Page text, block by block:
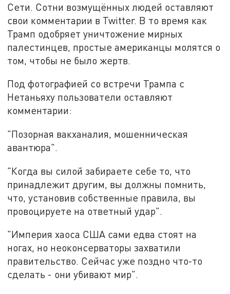
Сети. Сотни возмущённых людей оставляют
свои комментарии в Twitter. В то время как
Трамп одобряет уничтожение мирных
палестинцев, простые американцы молятся о
том, чтобы не было жертв.
Под фотографией со встречи Трампа с
Нетаньяху пользователи оставляют
комментарии:
"Позорная вакханалия, мошенническая
авантюра".
"Когда вы силой забираете себе то, что
принадлежит другим, вы должны помнить,
что, установив собственные правила, вы
провоцируете на ответный удар".
"Империя хаоса США сами едва стоят на
ногах, но неоконсерваторы захватили
правительство. Сейчас уже поздно что-то
сделать - они убивают мир".